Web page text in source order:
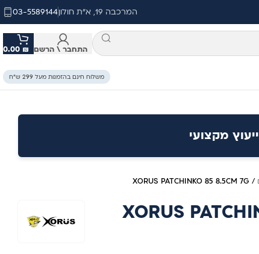
המרכבה 19, א"ת חולון 03-5589144
התחבר \ הרשם 0.00 ₪
משלוח חינם בהזמנות מעל 299 ש״ח
ייעוץ מקצועי
/
XORUS PATCHINKO 85 8.5CM 7G
XORUS